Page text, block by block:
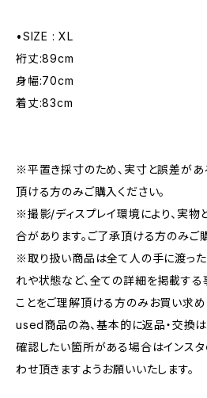
•SIZE : XL
裄丈:89cm
身幅:70cm
着丈:83cm
※平置き採寸のため、実寸と誤差があ
頂ける方のみご購入ください。
※撮影/ディスプレイ環境により、実物
合があります。ご了承頂ける方のみご
※取り扱い商品は全て人の手に渡った
れや状態など、全ての詳細を掲載する
ことをご理解頂ける方のみお買い求め
used商品の為、基本的に返品・交換は
確認したい箇所がある場合はインス
わせ頂きますようお願いいたします。